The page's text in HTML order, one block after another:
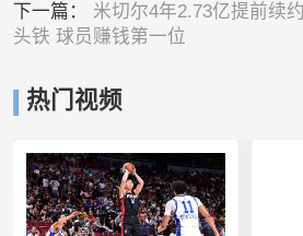
下一篇： 米切尔4年2.73亿提前续
头铁 球员赚钱第一位
热门视频